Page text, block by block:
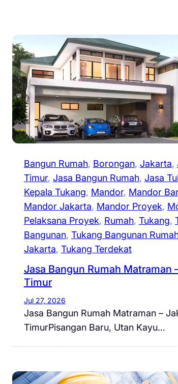
Bangun Rumah, Borongan, Jakarta,
Timur, Jasa Bangun Rumah, Jasa
Kepala Tukang, Mandor, Mandor
Mandor Jakarta, Mandor Proyek,
Pelaksana Proyek, Rumah, Tukang,
Bangunan, Tukang Bangunan
Jakarta, Tukang Terdekat
Jasa Bangun Rumah Matraman
Timur
Jul 27, 2026
Jasa Bangun Rumah Matraman –
TimurPisangan Baru, Utan Kayu…